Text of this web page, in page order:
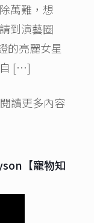
萬難，想
到演藝圈
的亮麗女星
[…]
閱讀更多內容
【寵物知